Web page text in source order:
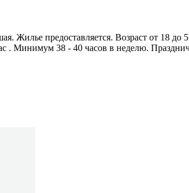
Жилье предоставляется. Возраст от 18
. Минимум 38 - 40 часов в неделю.